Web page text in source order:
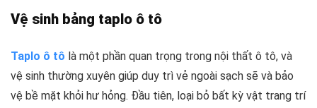
Vệ sinh bảng taplo ô tô
Taplo ô tô là một phần quan trọng trong nội thất ô tô, và
vệ sinh thường xuyên giúp duy trì vẻ ngoài sạch sẽ và bảo
vệ bề mặt khỏi hư hỏng. Đầu tiên, loại bỏ bất kỳ vật trang trí